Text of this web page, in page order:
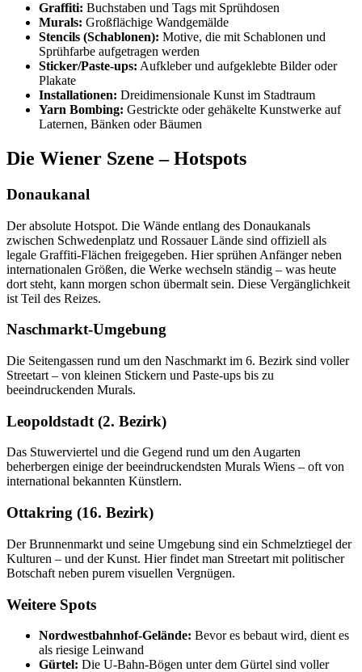
Graffiti: Buchstaben und Tags mit Sprühdosen
Murals: Großflächige Wandgemälde
Stencils (Schablonen): Motive, die mit Schablonen und
Sprühfarbe aufgetragen werden
Sticker/Paste-ups: Aufkleber und aufgeklebte Bilder oder
Plakate
Installationen: Dreidimensionale Kunst im Stadtraum
Yarn Bombing: Gestrickte oder gehäkelte Kunstwerke auf
Laternen, Bänken oder Bäumen
Die Wiener Szene – Hotspots
Donaukanal
Der absolute Hotspot. Die Wände entlang des Donaukanals
zwischen Schwedenplatz und Rossauer Lände sind offiziell als
legale Graffiti-Flächen freigegeben. Hier sprühen Anfänger neben
internationalen Größen, die Werke wechseln ständig – was heute
dort steht, kann morgen schon übermalt sein. Diese Vergänglichkeit
ist Teil des Reizes.
Naschmarkt-Umgebung
Die Seitengassen rund um den Naschmarkt im 6. Bezirk sind voller
Streetart – von kleinen Stickern und Paste-ups bis zu
beeindruckenden Murals.
Leopoldstadt (2. Bezirk)
Das Stuwerviertel und die Gegend rund um den Augarten
beherbergen einige der beeindruckendsten Murals Wiens – oft von
international bekannten Künstlern.
Ottakring (16. Bezirk)
Der Brunnenmarkt und seine Umgebung sind ein Schmelztiegel der
Kulturen – und der Kunst. Hier findet man Streetart mit politischer
Botschaft neben purem visuellen Vergnügen.
Weitere Spots
Nordwestbahnhof-Gelände: Bevor es bebaut wird, dient es
als riesige Leinwand
Gürtel: Die U-Bahn-Bögen unter dem Gürtel sind voller